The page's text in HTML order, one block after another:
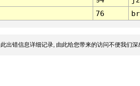
76
出错信息详细记录, 由此给您带来的访问不便我们深